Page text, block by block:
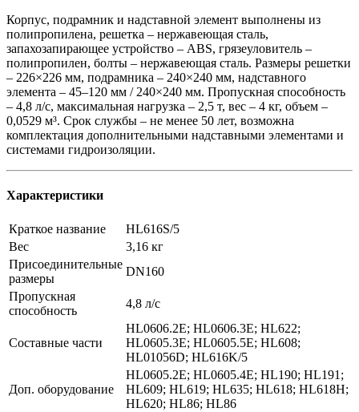
Корпус, подрамник и надставной элемент выполнены из
полипропилена, решетка – нержавеющая сталь,
запахозапирающее устройство – ABS, грязеуловитель –
полипропилен, болты – нержавеющая сталь. Размеры решетки
– 226×226 мм, подрамника – 240×240 мм, надставного
элемента – 45–120 мм / 240×240 мм. Пропускная способность
– 4,8 л/с, максимальная нагрузка – 2,5 т, вес – 4 кг, объем –
0,0529 м³. Срок службы – не менее 50 лет, возможна
комплектация дополнительными надставными элементами и
системами гидроизоляции.
Характеристики
Краткое название
HL616S/5
Вес
3,16 кг
Присоединительные
размеры
DN160
Пропускная
способность
4,8 л/с
Составные части
HL0606.2E; HL0606.3E; HL622;
HL0605.3E; HL0605.5E; HL608;
HL01056D; HL616K/5
Доп. оборудование
HL0605.2E; HL0605.4E; HL190; HL191;
HL609; HL619; HL635; HL618; HL618H;
HL620; HL86; HL86